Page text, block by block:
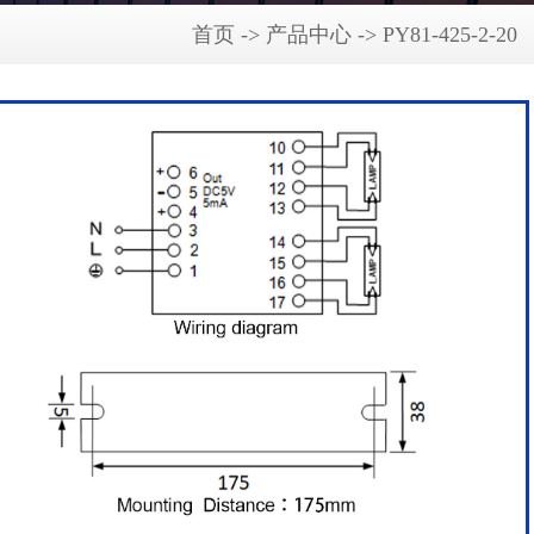
首页 -> 产品中心 -> PY81-425-2-20